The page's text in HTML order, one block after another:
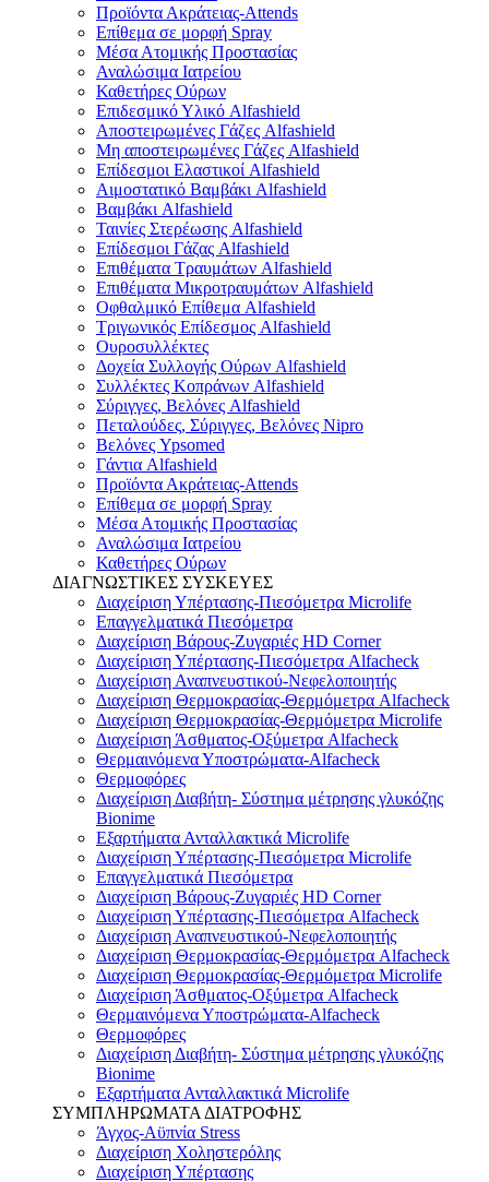
Προϊόντα Ακράτειας-Attends
Επίθεμα σε μορφή Spray
Μέσα Ατομικής Προστασίας
Αναλώσιμα Ιατρείου
Καθετήρες Ούρων
Επιδεσμικό Υλικό Alfashield
Αποστειρωμένες Γάζες Alfashield
Μη αποστειρωμένες Γάζες Alfashield
Επίδεσμοι Ελαστικοί Alfashield
Αιμοστατικό Βαμβάκι Alfashield
Βαμβάκι Alfashield
Ταινίες Στερέωσης Alfashield
Επίδεσμοι Γάζας Alfashield
Επιθέματα Τραυμάτων Alfashield
Επιθέματα Μικροτραυμάτων Alfashield
Οφθαλμικό Eπίθεμα Alfashield
Τριγωνικός Επίδεσμος Alfashield
Ουροσυλλέκτες
Δοχεία Συλλογής Ούρων Alfashield
Συλλέκτες Κοπράνων Alfashield
Σύριγγες, Βελόνες Alfashield
Πεταλούδες, Σύριγγες, Βελόνες Nipro
Βελόνες Ypsomed
Γάντια Alfashield
Προϊόντα Ακράτειας-Attends
Επίθεμα σε μορφή Spray
Μέσα Ατομικής Προστασίας
Αναλώσιμα Ιατρείου
Καθετήρες Ούρων
ΔΙΑΓΝΩΣΤΙΚΕΣ ΣΥΣΚΕΥΕΣ
Διαχείριση Υπέρτασης-Πιεσόμετρα Microlife
Επαγγελματικά Πιεσόμετρα
Διαχείριση Βάρους-Ζυγαριές HD Corner
Διαχείριση Υπέρτασης-Πιεσόμετρα Alfacheck
Διαχείριση Αναπνευστικού-Νεφελοποιητής
Διαχείριση Θερμοκρασίας-Θερμόμετρα Alfacheck
Διαχείριση Θερμοκρασίας-Θερμόμετρα Microlife
Διαχείριση Άσθματος-Οξύμετρα Alfacheck
Θερμαινόμενα Υποστρώματα-Alfacheck
Θερμοφόρες
Διαχείριση Διαβήτη- Σύστημα μέτρησης γλυκόζης
Bionime
Εξαρτήματα Ανταλλακτικά Microlife
Διαχείριση Υπέρτασης-Πιεσόμετρα Microlife
Επαγγελματικά Πιεσόμετρα
Διαχείριση Βάρους-Ζυγαριές HD Corner
Διαχείριση Υπέρτασης-Πιεσόμετρα Alfacheck
Διαχείριση Αναπνευστικού-Νεφελοποιητής
Διαχείριση Θερμοκρασίας-Θερμόμετρα Alfacheck
Διαχείριση Θερμοκρασίας-Θερμόμετρα Microlife
Διαχείριση Άσθματος-Οξύμετρα Alfacheck
Θερμαινόμενα Υποστρώματα-Alfacheck
Θερμοφόρες
Διαχείριση Διαβήτη- Σύστημα μέτρησης γλυκόζης
Bionime
Εξαρτήματα Ανταλλακτικά Microlife
ΣΥΜΠΛΗΡΩΜΑΤΑ ΔΙΑΤΡΟΦΗΣ
Άγχος-Αϋπνία Stress
Διαχείριση Χοληστερόλης
Διαχείριση Υπέρτασης